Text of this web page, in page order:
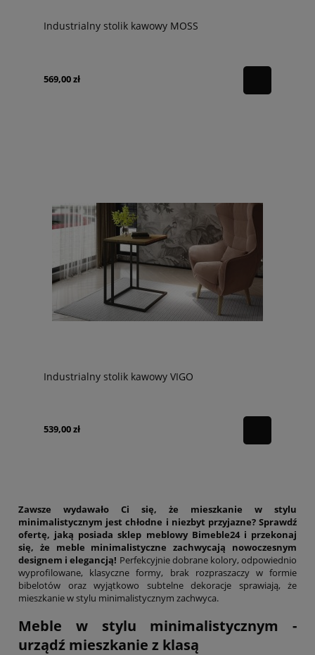
Industrialny stolik kawowy MOSS
569,00 zł
Industrialny stolik kawowy VIGO
539,00 zł
Zawsze wydawało Ci się, że mieszkanie w stylu
minimalistycznym jest chłodne i niezbyt przyjazne? Sprawdź
ofertę, jaką posiada sklep meblowy Bimeble24 i przekonaj
się, że meble minimalistyczne zachwycają nowoczesnym
designem i elegancją! Perfekcyjnie dobrane kolory, odpowiednio
wyprofilowane, klasyczne formy, brak rozpraszaczy w formie
bibelotów oraz wyjątkowo subtelne dekoracje sprawiają, że
mieszkanie w stylu minimalistycznym zachwyca.
Meble w stylu minimalistycznym -
urządź mieszkanie z klasą